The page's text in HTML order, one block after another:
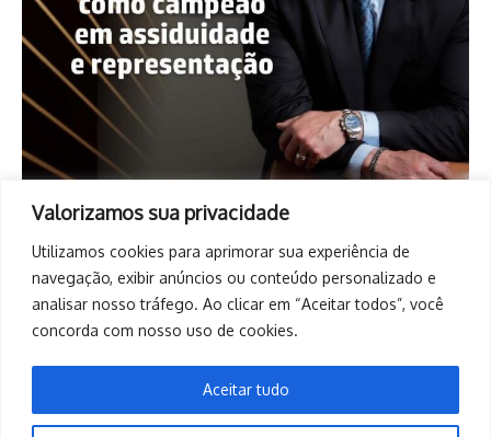
Valorizamos sua privacidade
Utilizamos cookies para aprimorar sua experiência de
navegação, exibir anúncios ou conteúdo personalizado e
analisar nosso tráfego. Ao clicar em “Aceitar todos”, você
concorda com nosso uso de cookies.
Aceitar tudo